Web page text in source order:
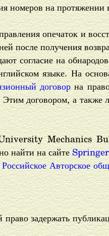
номеров на протяжении
опечаток и
после получения
согласие на
языке. На
договорна
договором, а также
Mechanics
найти на сайте
Российское Авторское
задержать